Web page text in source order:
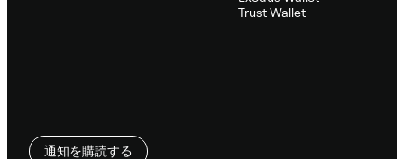
Trust Wallet
通知を購読する